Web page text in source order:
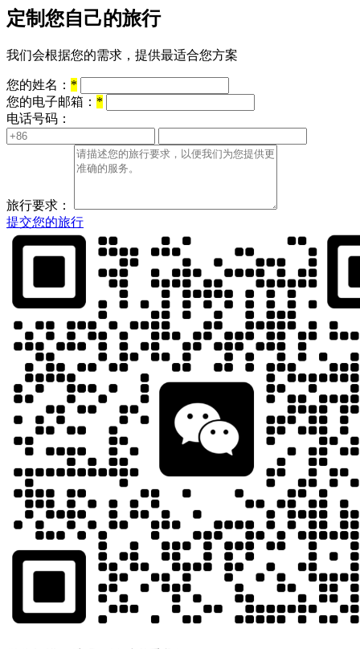
定制您自己的旅行
我们会根据您的需求，提供最适合您方案
您的姓名： *
您的电子邮箱： *
电话号码：
旅行要求：
提交您的旅行